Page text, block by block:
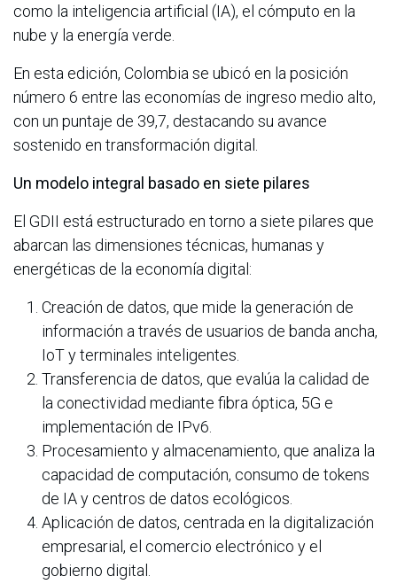
como la inteligencia artificial (IA), el cómputo en la
nube y la energía verde.
En esta edición, Colombia se ubicó en la posición
número 6 entre las economías de ingreso medio alto,
con un puntaje de 39,7, destacando su avance
sostenido en transformación digital.
Un modelo integral basado en siete pilares
El GDII está estructurado en torno a siete pilares que
abarcan las dimensiones técnicas, humanas y
energéticas de la economía digital:
Creación de datos, que mide la generación de
información a través de usuarios de banda ancha,
IoT y terminales inteligentes.
Transferencia de datos, que evalúa la calidad de
la conectividad mediante fibra óptica, 5G e
implementación de IPv6.
Procesamiento y almacenamiento, que analiza la
capacidad de computación, consumo de tokens
de IA y centros de datos ecológicos.
Aplicación de datos, centrada en la digitalización
empresarial, el comercio electrónico y el
gobierno digital.